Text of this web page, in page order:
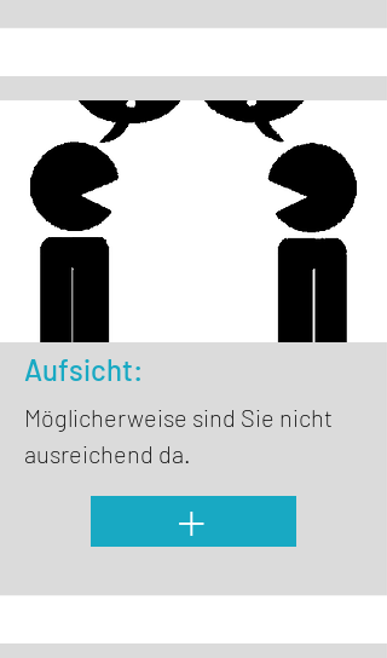
Aufsicht:
Möglicherweise sind Sie nicht
ausreichend da.
+